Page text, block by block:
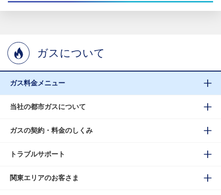
ガスについて
ガス料金メニュー
当社の都市ガスについて
ガスの契約・料金のしくみ
トラブルサポート
関東エリアのお客さま